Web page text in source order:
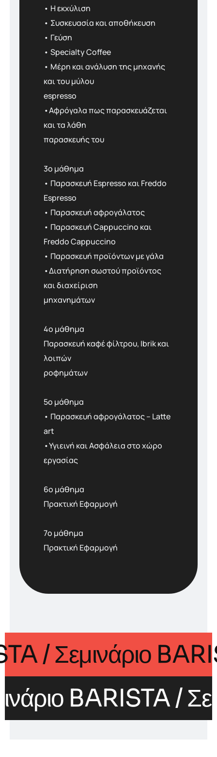
• Η εκχύλιση
• Συσκευασία και αποθήκευση
• Γεύση
• Specialty Coffee
• Μέρη και ανάλυση της μηχανής
και του μύλου
espresso
•Αφρόγαλα πως παρασκευάζεται
και τα λάθη
παρασκευής του
3ο μάθημα
• Παρασκευή Espresso και Freddo
Espresso
• Παρασκευή αφρογάλατος
• Παρασκευή Cappuccino και
Freddo Cappuccino
• Παρασκευή προϊόντων με γάλα
•Διατήρηση σωστού προϊόντος
και διαχείριση
μηχανημάτων
4ο μάθημα
Παρασκευή καφέ φίλτρου, Ibrik και
λοιπών
ροφημάτων
5ο μάθημα
• Παρασκευή αφρογάλατος – Latte
art
•Υγιεινή και Ασφάλεια στο χώρο
εργασίας
6ο μάθημα
Πρακτική Εφαρμογή
7ο μάθημα
Πρακτική Εφαρμογή
/ Σεμινάριο
BARISTA/